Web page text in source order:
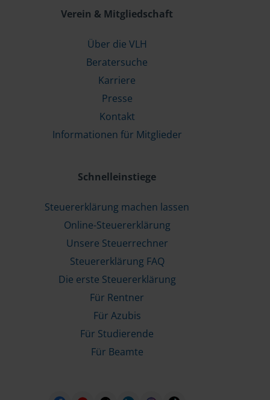
Verein & Mitgliedschaft
Über die VLH
Beratersuche
Karriere
Presse
Kontakt
Informationen für Mitglieder
Schnelleinstiege
Steuererklärung machen lassen
Online-Steuererklärung
Unsere Steuerrechner
Steuererklärung FAQ
Die erste Steuererklärung
Für Rentner
Für Azubis
Für Studierende
Für Beamte